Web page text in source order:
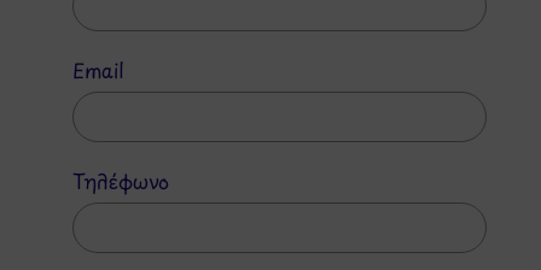
Email
Τηλέφωνο